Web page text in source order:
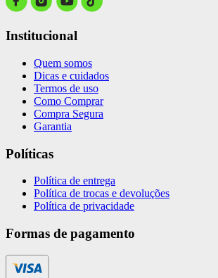
Institucional
Quem somos
Dicas e cuidados
Termos de uso
Como Comprar
Compra Segura
Garantia
Políticas
Política de entrega
Política de trocas e devoluções
Política de privacidade
Formas de pagamento